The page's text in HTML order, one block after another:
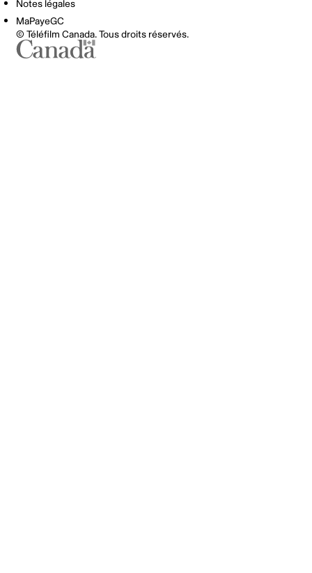
Notes légales
MaPayeGC
© Téléfilm Canada. Tous droits réservés.